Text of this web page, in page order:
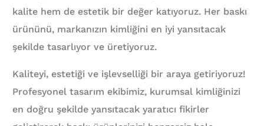
kalite hem de estetik bir değer katıyoruz. Her baskı
ürününü, markanızın kimliğini en iyi yansıtacak
şekilde tasarlıyor ve üretiyoruz.
Kaliteyi, estetiği ve işlevselliği bir araya getiriyoruz!
Profesyonel tasarım ekibimiz, kurumsal kimliğinizi
en doğru şekilde yansıtacak yaratıcı fikirler